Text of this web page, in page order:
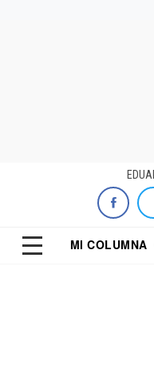
MI COLUMNA